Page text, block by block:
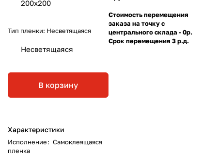
200х200
Тип пленки: Несветящаяся
Несветящаяся
В корзину
Характеристики
Исполнение: Самоклеящаяся
пленка
Стоимость перемещения
заказа на точку с
центрального склада - 0р.
Срок перемещения 3 р.д.